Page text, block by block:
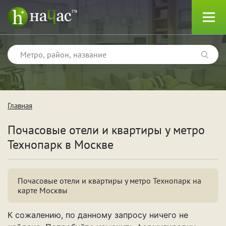
Тип
Квартиры
Главная
Почасовые отели и квартиры у метро
Технопарк в Москве
Почасовые отели и квартиры у метро Технопарк на
карте Москвы
К сожалению, по данному запросу ничего не